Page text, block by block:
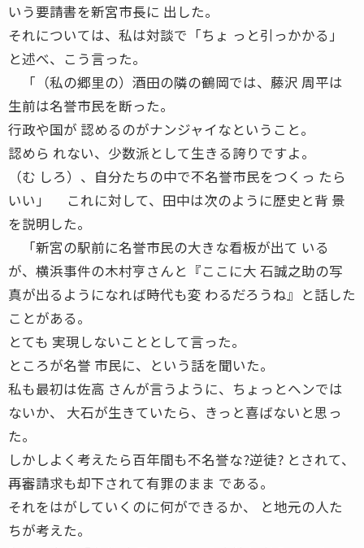
いう要請書を新宮市長に 出した。
それについては、私は対談で「ちょ っと引っかかる」
と述べ、こう言った。
「（私の郷里の）酒田の隣の鶴岡では、藤沢 周平は
生前は名誉市民を断った。
行政や国が 認めるのがナンジャイなということ。
認めら れない、少数派として生きる誇りですよ。
（む しろ）、自分たちの中で不名誉市民をつくっ たら
いい」 これに対して、田中は次のように歴史と背 景
を説明した。
「新宮の駅前に名誉市民の大きな看板が出て いる
が、横浜事件の木村亨さんと『ここに大 石誠之助の写
真が出るようになれば時代も変 わるだろうね』と話した
ことがある。
とても 実現しないこととして言った。
ところが名誉 市民に、という話を聞いた。
私も最初は佐高 さんが言うように、ちょっとヘンでは
ないか、 大石が生きていたら、きっと喜ばないと思っ
た。
しかしよく考えたら百年間も不名誉な?逆徒? とされて、
再審請求も却下されて有罪のまま である。
それをはがしていくのに何ができるか、 と地元の人た
ちが考えた。